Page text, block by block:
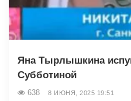
Яна Тырлышкина
Субботиной
638 8 ИЮНЯ, 2025 19:51